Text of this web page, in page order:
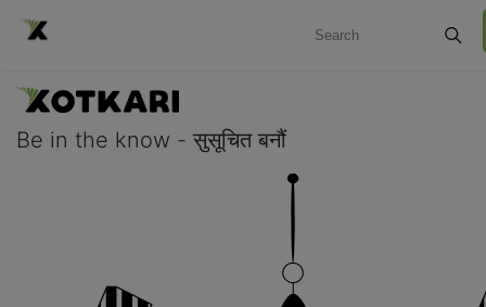
Be in the know - सुसूचित बनौं